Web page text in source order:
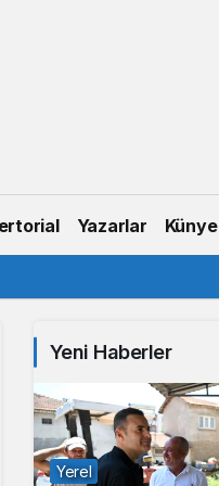
Yazarlar Künye
Yeni Haberler
Yerel